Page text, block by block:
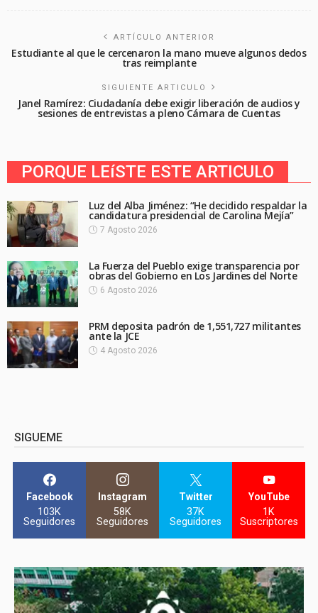
ARTÍCULO ANTERIOR
Estudiante al que le cercenaron la mano mueve algunos dedos
tras reimplante
SIGUIENTE ARTICULO
Janel Ramírez: Ciudadanía debe exigir liberación de audios y
sesiones de entrevistas a pleno Cámara de Cuentas
PORQUE LEíSTE ESTE ARTICULO
Luz del Alba Jiménez: “He decidido respaldar la
candidatura presidencial de Carolina Mejía”
7 Agosto 2026
La Fuerza del Pueblo exige transparencia por
obras del Gobierno en Los Jardines del Norte
6 Agosto 2026
PRM deposita padrón de 1,551,727 militantes
ante la JCE
4 Agosto 2026
SIGUEME
Facebook
103K
Seguidores
Instagram
58K
Seguidores
Twitter
37K
Seguidores
YouTube
1K
Suscriptores